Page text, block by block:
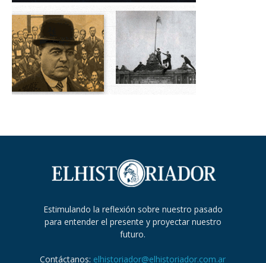
Estimulando la reflexión sobre nuestro pasado
para entender el presente y proyectar nuestro
futuro.
Contáctanos: elhistoriador@elhistoriador.com.ar